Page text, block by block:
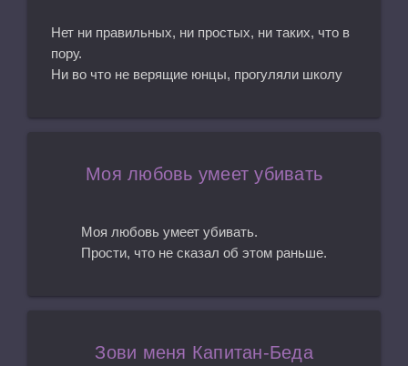
Нет ни правильных, ни простых, ни таких, что в
пору.
Ни во что не верящие юнцы, прогуляли школу
Моя любовь умеет убивать
Моя любовь умеет убивать.
Прости, что не сказал об этом раньше.
Зови меня Капитан-Беда